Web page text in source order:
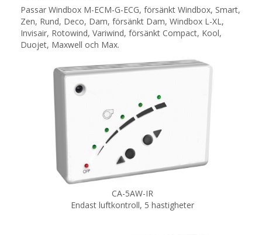
Passar Windbox M-ECM-G-ECG, försänkt Windbox, Smart,
Zen, Rund, Deco, Dam, försänkt Dam, Windbox L-XL,
Invisair, Rotowind, Variwind, försänkt Compact, Kool,
Duojet, Maxwell och Max.
CA-5AW-IR
Endast luftkontroll, 5 hastigheter